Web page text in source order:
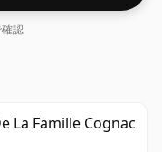
認
La Famille Cognac